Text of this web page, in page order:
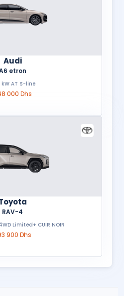
Audi
etron
AT S-line
000 Dhs
RAV-4
Limited+ CUIR NOIR
900 Dhs